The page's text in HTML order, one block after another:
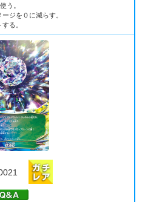
う。
ジを０に減らす。
る。